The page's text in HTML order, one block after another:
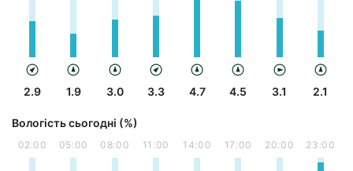
2.9 1.9 3.0 3.3 4.7 4.5 3.1 2.1
Вологість сьогодні (%)
02:00 05:00 08:00 11:00 14:00 17:00 20:00 23:00